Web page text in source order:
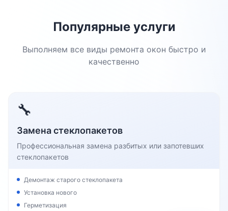
Популярные услуги
Выполняем все виды ремонта окон быстро и
качественно
🔧
Замена стеклопакетов
Профессиональная замена разбитых или запотевших
стеклопакетов
Демонтаж старого стеклопакета
Установка нового
Герметизация